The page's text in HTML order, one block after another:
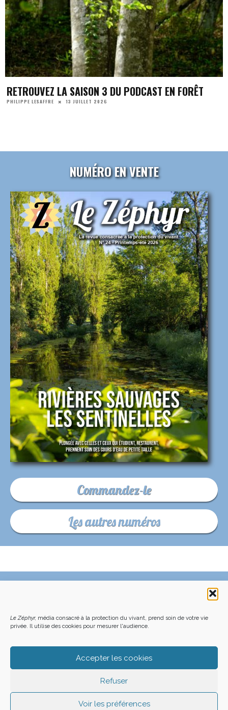
Le Zéphyr, média consacré à la protection du vivant, prend soin de votre vie
privée. Il utilise des cookies pour mesurer l'audience.
Accepter les cookies
Refuser
Voir les préférences
RETROUVEZ LA SAISON 3 DU PODCAST EN FORÊT
PHILIPPE LESAFFRE 13 JUILLET 2026
NUMÉRO EN VENTE
Commandez-le
Les autres numéros
ACHETER LE DERNIER NUMÉRO
PODCAST EN FORÊT
OÙ NOUS TROUVER
NEWSLETTER
Z LE ZÉPHYR - 2026